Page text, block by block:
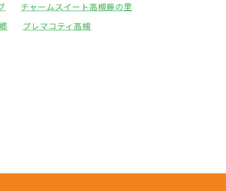
チャームスイート高槻藤の里
プレマコティ高槻